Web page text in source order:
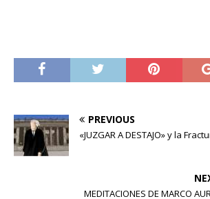
PREVIOUS
«JUZGAR A DESTAJO» y la
MEDITACIONES DE MARCO